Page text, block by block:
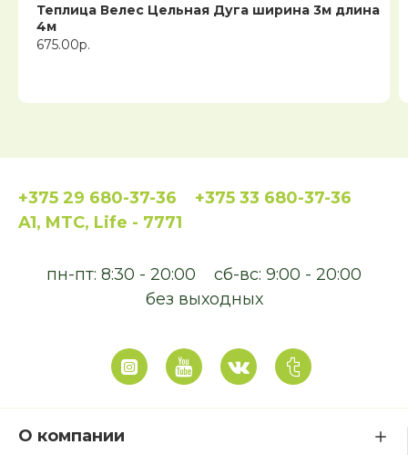
Теплица Велес Цельная Дуга ширина 3м длина
4м
675.00р.
+375 29 680-37-36
+375 33 680-37-36
A1, MTC, Life - 7771
пн-пт: 8:30 - 20:00
сб-вс: 9:00 - 20:00
без выходных
О компании